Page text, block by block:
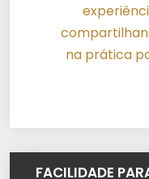
na prática
FACILIDADE